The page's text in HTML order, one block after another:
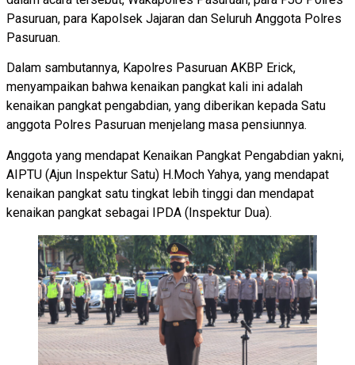
Pasuruan, para Kapolsek Jajaran dan Seluruh Anggota Polres
Pasuruan.
Dalam sambutannya, Kapolres Pasuruan AKBP Erick,
menyampaikan bahwa kenaikan pangkat kali ini adalah
kenaikan pangkat pengabdian, yang diberikan kepada Satu
anggota Polres Pasuruan menjelang masa pensiunnya.
Anggota yang mendapat Kenaikan Pangkat Pengabdian yakni,
AIPTU (Ajun Inspektur Satu) H.Moch Yahya, yang mendapat
kenaikan pangkat satu tingkat lebih tinggi dan mendapat
kenaikan pangkat sebagai IPDA (Inspektur Dua).